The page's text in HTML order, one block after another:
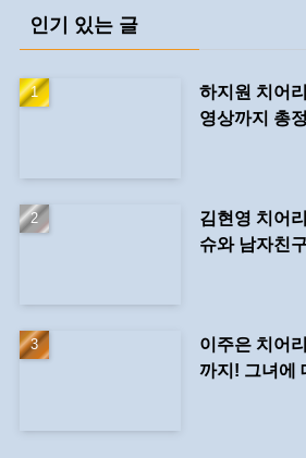
인기 있는 글
하지원 치어
영상까지 총
김현영 치어
슈와 남자친
이주은 치어
까지! 그녀에